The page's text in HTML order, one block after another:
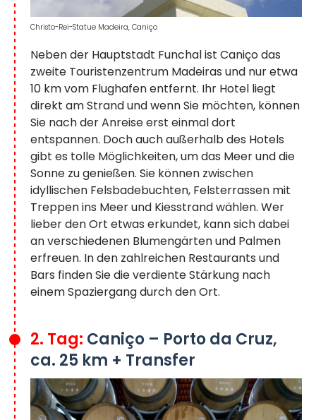
Neben der Hauptstadt Funchal ist Caniço das
zweite Touristenzentrum Madeiras und nur etwa
10 km vom Flughafen entfernt. Ihr Hotel liegt
direkt am Strand und wenn Sie möchten, können
Sie nach der Anreise erst einmal dort
entspannen. Doch auch außerhalb des Hotels
gibt es tolle Möglichkeiten, um das Meer und die
Sonne zu genießen. Sie können zwischen
idyllischen Felsbadebuchten, Felsterrassen mit
Treppen ins Meer und Kiesstrand wählen. Wer
lieber den Ort etwas erkundet, kann sich dabei
an verschiedenen Blumengärten und Palmen
erfreuen. In den zahlreichen Restaurants und
Bars finden Sie die verdiente Stärkung nach
einem Spaziergang durch den Ort.
Christo-Rei-Statue Madeira, Caniço
2. Tag: Caniço – Porto da Cruz,
ca. 25 km + Transfer